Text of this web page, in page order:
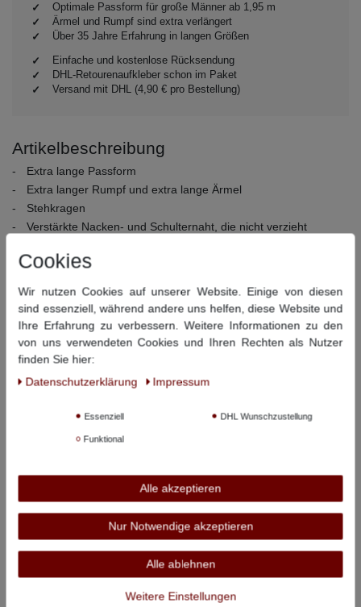
Optimale Passform für große Männer ab 1,95 m
Ärmel und Rumpf sind extra verlängert
Über 35 Jahre Erfahrung in langen Größen
Einfache und kostenlose Rücksendung
DHL-Retourenaufkleber schon im Paket
Versand mit DHL (4,90 € pro Bestellung)
Artikelbeschreibung
Extra lange Passform
Extra langer Rumpf und extra lange Ärmel
Stehkragen
Verstärkte Nacken- und Schulternaht, die nicht verzieht
Material: 100% Baumwolle
Pflegehinweise:40° Wäsche, nicht bleichen, nicht
Trommeltrocknen, Bügeln bei niedriger Temperatur, chemisch
reinigen
Dieser Artikel hat folgende Maße:
120 cm 83 cm
3XLT 128 cm 85 cm 74 cm
Alle angegebenen Maße beziehen sich auf den Artikel, nicht auf
so messen Sie richtig.
Cookies
Wir nutzen Cookies auf unserer Website. Einige von diesen
sind essenziell, während andere uns helfen, diese Website und
Ihre Erfahrung zu verbessern. Weitere Informationen zu den
von uns verwendeten Cookies und Ihren Rechten als Nutzer
finden Sie hier:
Daten­schutz­erklärung
Impressum
Essenziell DHL Wunschzustellung
Funktional
Alle akzeptieren
Nur Notwendige akzeptieren
Alle ablehnen
Weitere Einstellungen